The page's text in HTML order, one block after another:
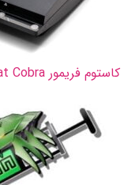
کاستوم فریمور CFW 4.92 Evilnat Cobra برای PS3